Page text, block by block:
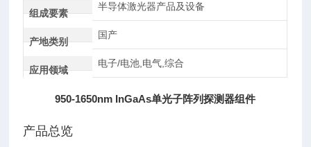
组成要素
半导体激光器产品及设备
产地类别
国产
应用领域
电子/电池,电气,综合
950-1650nm InGaAs单光子阵列探测器组件
产品总览